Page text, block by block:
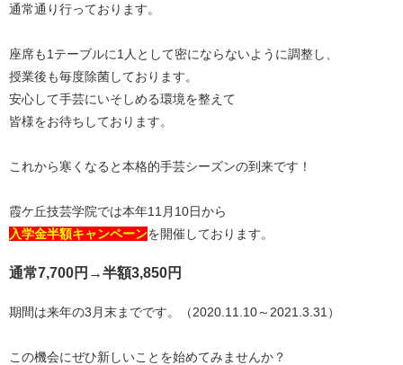
通常通り行っております。
座席も1テーブルに1人として密にならないように調整し、
授業後も毎度除菌しております。
安心して手芸にいそしめる環境を整えて
皆様をお待ちしております。
これから寒くなると本格的手芸シーズンの到来です！
霞ケ丘技芸学院では本年11月10日から​
​入学金半額キャンペーン​​を開催しております。
通常7,700円→​半額3,850円​
​期間は来年の3月末までです。（2020.11.10～2021.3.31）
この機会にぜひ新しいことを始めてみませんか？